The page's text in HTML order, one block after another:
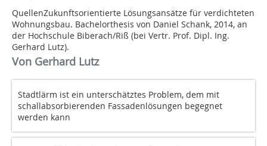
QuellenZukunftsorientierte Lösungsansätze für verdichteten
Wohnungsbau. Bachelorthesis von Daniel Schank, 2014, an
der Hochschule Biberach/Riß (bei Vertr. Prof. Dipl. Ing.
Gerhard Lutz).
Von Gerhard Lutz
Stadtlärm ist ein unterschätztes Problem, dem mit
schallabsorbierenden Fassadenlösungen begegnet
werden kann